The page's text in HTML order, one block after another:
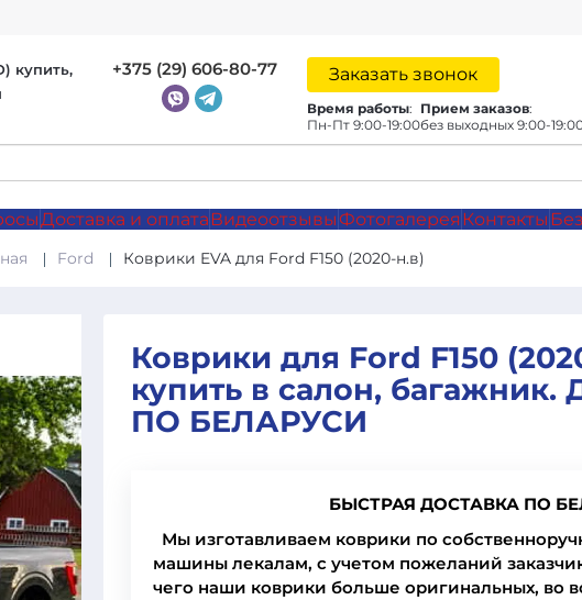
купить,
+375 (29) 606-80-77 Заказать звонок
Время работы:
Пн-Пт 9:00-19:00
Прием заказов:
без выходных 9:00-
Доставка и оплата ВидеоотзывыФотогалерея Контакты
Ford Коврики EVA для Ford F150 (2020-н.в)
Коврики для Ford F150
купить в салон,
ПО БЕЛАРУСИ
БЫСТРАЯ ДОСТАВКА ПО
Мы изготавливаем коврики по
машины лекалам, с учетом пожеланий
чего наши коврики больше оригинальных, во